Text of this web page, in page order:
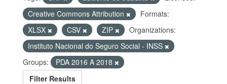
Creative Commons Attribution
Formats:
XLSX
CSV ZIP
Organizations:
Instituto Nacional do Seguro Social - INSS
Groups:
PDA 2016 A 2018
Filter Results